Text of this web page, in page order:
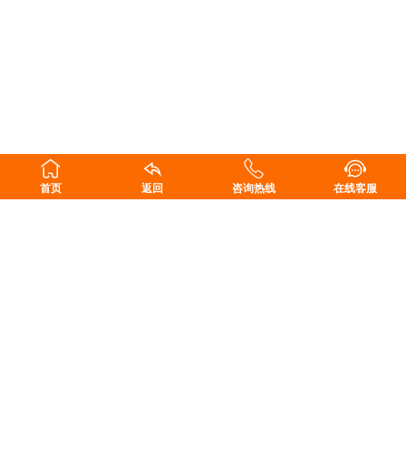
首页 返回 咨询热线 在线客服